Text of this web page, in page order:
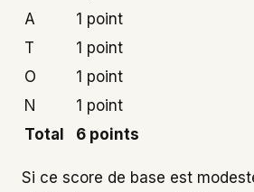
A
1 point
T
1 point
O
1 point
N
1 point
Total
6 points
Si ce score de base est